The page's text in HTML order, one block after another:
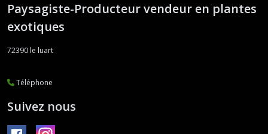
Paysagiste-Producteur vendeur en plantes
exotiques
72390 le luart
Téléphone
Suivez nous